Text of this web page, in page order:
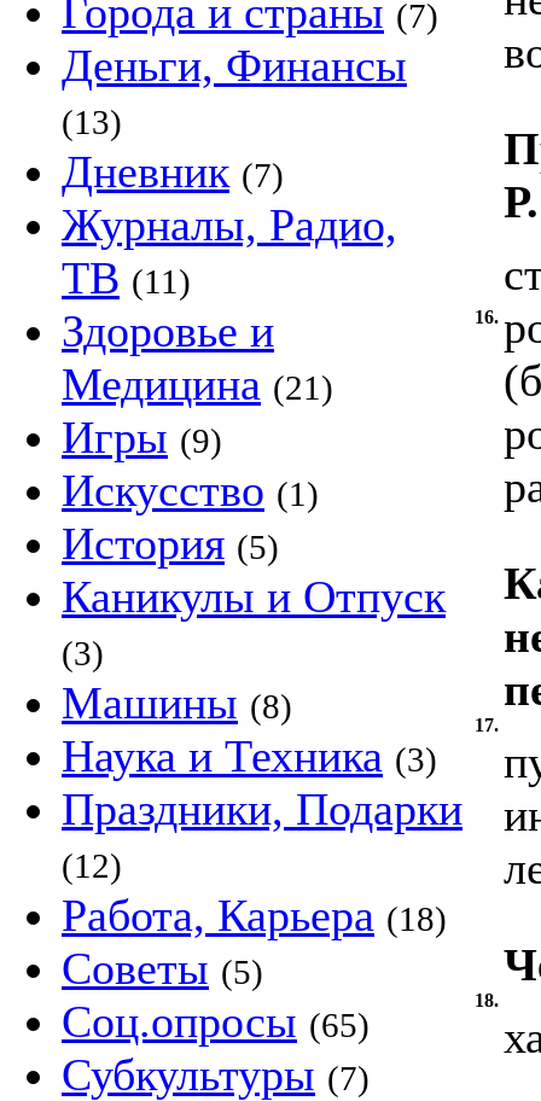
Города и страны (7)
Деньги, Финансы
(13)
Дневник (7)
Журналы, Радио,
ТВ (11)
Здоровье и
Медицина (21)
Игры (9)
Искусство (1)
История (5)
Каникулы и Отпуск
(3)
Машины (8)
Наука и Техника (3)
Праздники, Подарки
(12)
Работа, Карьера (18)
Советы (5)
Соц.опросы (65)
Субкультуры (7)
16.
17.
18.